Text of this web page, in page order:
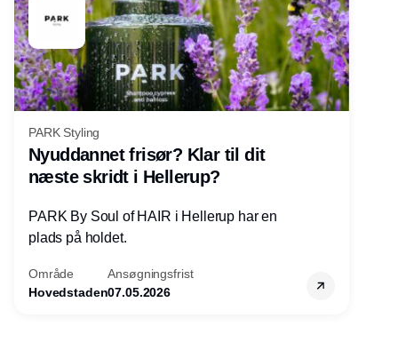
PARK Styling
Nyuddannet frisør? Klar til dit
næste skridt i Hellerup?
PARK By Soul of HAIR i Hellerup har en
plads på holdet.
Område
Hovedstaden
Ansøgningsfrist
07.05.2026